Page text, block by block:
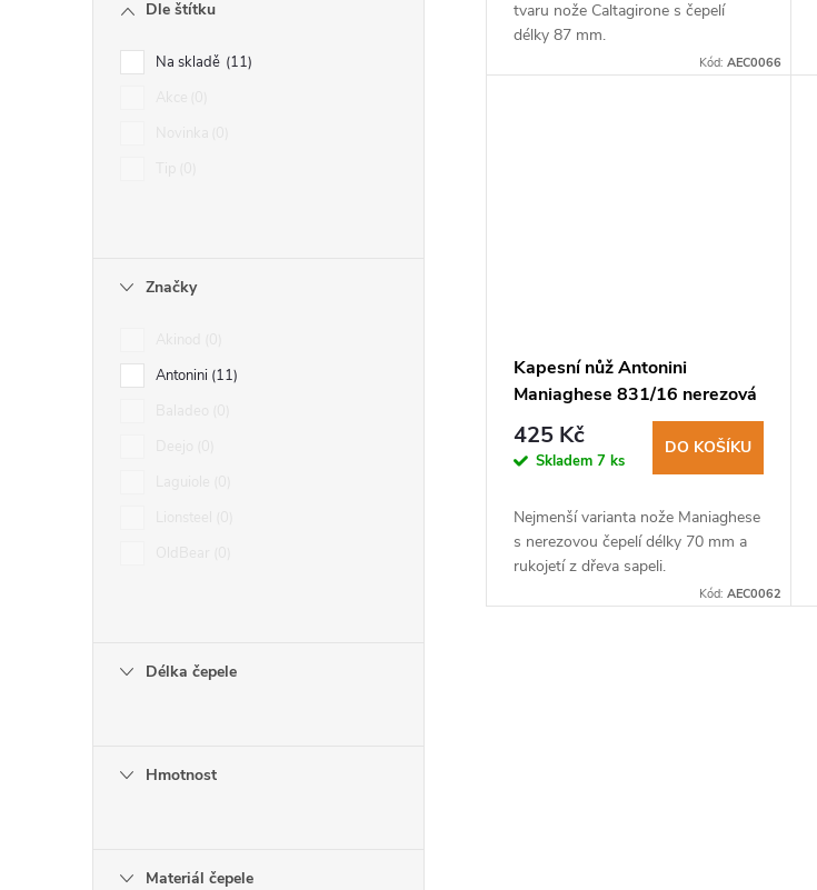
Dle štítku
Na skladě 11
Značky
Antonini 11
Délka čepele
Hmotnost
Materiál čepele
tvaru nože Caltagirone s čepelí
délky 87 mm.
Kód:AEC0066
Kapesní nůž Antonini
Maniaghese 831/16 nerezová
čepel, rukojeť dřevo sapeli
425 Kč
Skladem 7 ks
DO KOŠÍKU
Nejmenší varianta nože Maniaghese
s nerezovou čepelí délky 70 mm a
rukojetí z dřeva sapeli.
Kód:AEC0062